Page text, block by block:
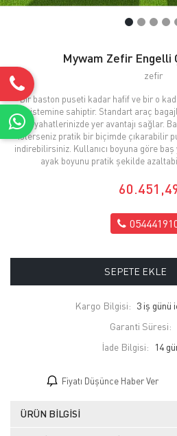
Mywam Zefir Engelli
zefir
Bir baston puseti kadar hafif ve bir o
sistemine sahiptir. Standart araç
seyahatlerinizde yer avantajı sağlar.
isterseniz pratik bir biçimde çıkarabilir
indirebilirsiniz. Kullanıcı boyuna göre
ayak boyunu pratik şekilde
SEPETE EKLE
Kargo Bilgisi: 3 iş günü
Garanti Süresi:
İade Bilgisi:
Fiyatı Düşünce Haber Ver
ÜRÜN BILGISI